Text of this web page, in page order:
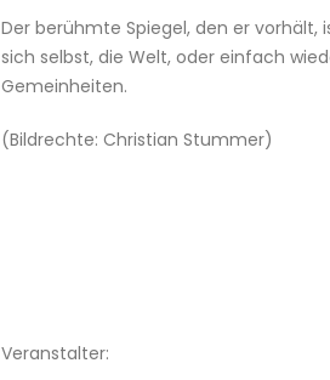
Der berühmte Spiegel, den er vorhält,
sich selbst, die Welt, oder einfach
Gemeinheiten.
(Bildrechte: Christian Stummer)
Veranstalter: